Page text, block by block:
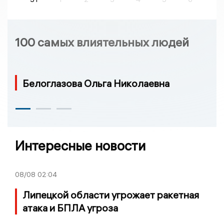
100 самых влиятельных людей
Белоглазова Ольга Николаевна
Интересные новости
08/08 02:04
Липецкой области угрожает ракетная
атака и БПЛА угроза